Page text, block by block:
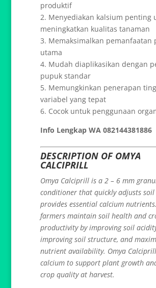
produktif
2. Menyediakan kalsium penting
meningkatkan kualitas tanaman
3. Memaksimalkan pemanfaatan
utama
4. Mudah diaplikasikan dengan
pupuk standar
5. Memungkinkan penerapan
variabel yang tepat
6. Cocok untuk penggunaan
Info Lengkap WA 082144381886
DESCRIPTION OF OMYA
CALCIPRILL
Omya Calciprill is a 2 – 6 mm
conditioner that quickly adjusts
provides essential calcium
farmers maintain soil health and
productivity by improving soil
improving soil structure, and
nutrient availability. Omya
calcium to support plant growth
crop quality at harvest.